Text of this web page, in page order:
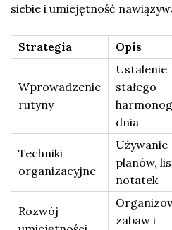
siebie i umiejętność
Strategia Opis
Wprowadzenie
rutyny
Ustalenie
stałego
dnia
Techniki
organizacyjne
Używanie
planów,
notatek
Rozwój
zabaw i